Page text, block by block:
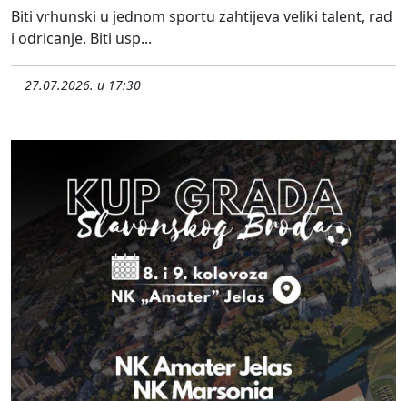
Biti vrhunski u jednom sportu zahtijeva veliki talent, rad
i odricanje. Biti usp...
27.07.2026. u 17:30